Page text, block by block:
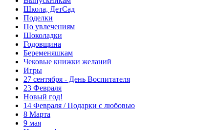
Школа, ДетСад
Поделки
По увлечениям
Шоколадки
Годовщина
Беременяшкам
Чековые книжки желаний
Игры
27 сентября - День Воспитателя
23 Февраля
Новый год!
14 Февраля / Подарки с любовью
8 Марта
9 мая